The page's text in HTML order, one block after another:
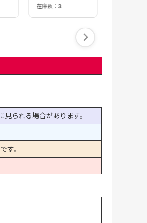
在庫数： 3
られる場合があります。
す。